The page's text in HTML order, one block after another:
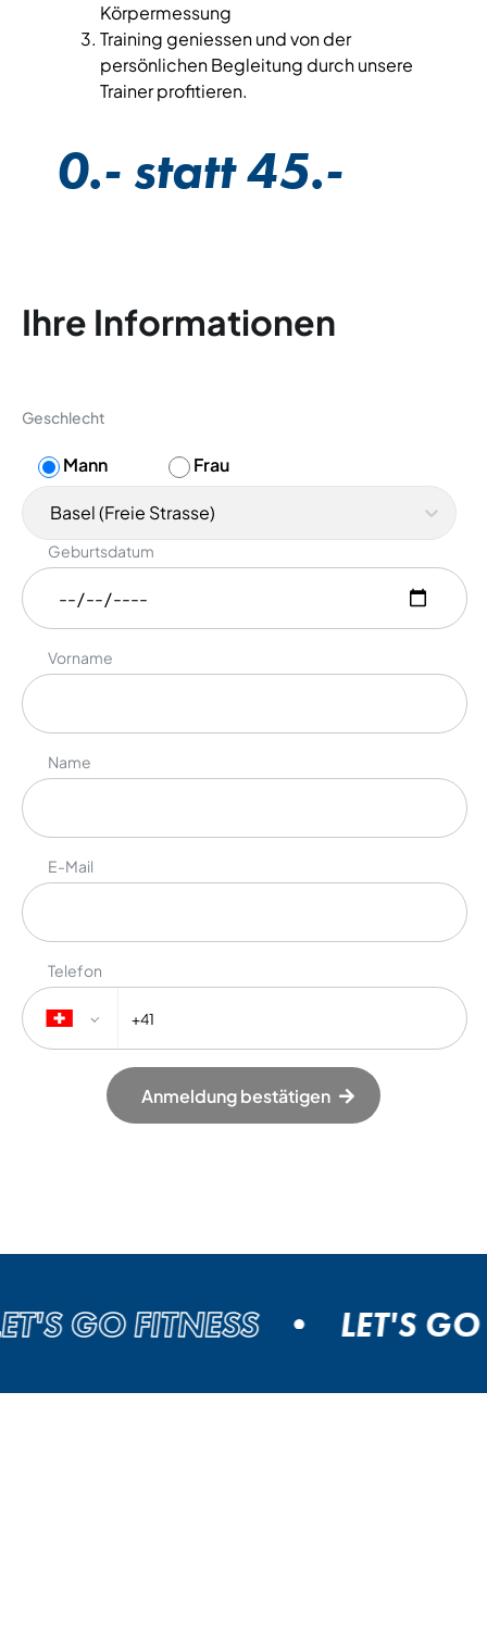
Körpermessung
Training geniessen und von der
persönlichen Begleitung durch unsere
Trainer profitieren.
0.- statt 45.-
Ihre Informationen
Geschlecht
Mann Frau
Basel (Freie Strasse)
Geburtsdatum
Vorname
Name
E-Mail
Telefon
Anmeldung bestätigen
GO FITNESS LET'S GO